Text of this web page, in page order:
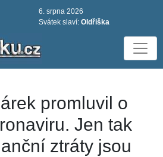
6. srpna 2026
Svátek slaví: Oldřiška
promluvil o
Jen tak
ztráty jsou